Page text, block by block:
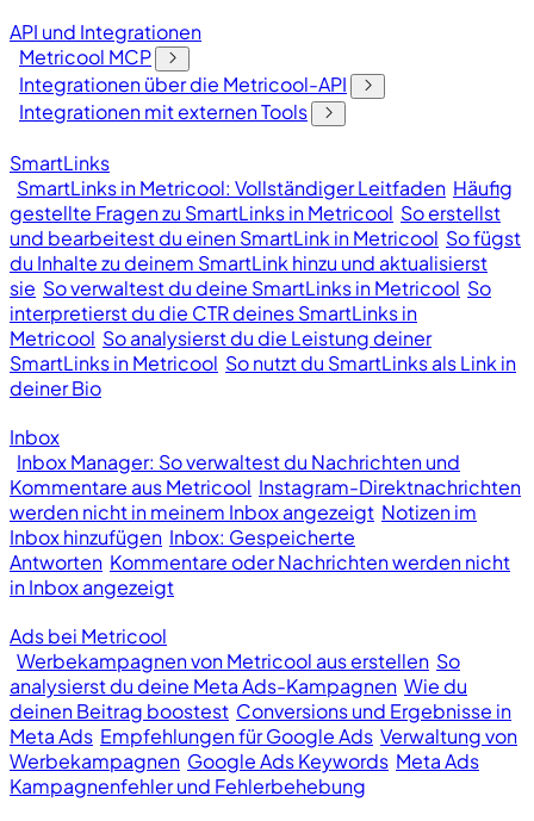
API und Integrationen
Metricool MCP
Integrationen über die Metricool-API
Integrationen mit externen Tools
SmartLinks
SmartLinks in Metricool: Vollständiger Leitfaden Häufig
gestellte Fragen zu SmartLinks in Metricool So erstellst
und bearbeitest du einen SmartLink in Metricool So fügst
du Inhalte zu deinem SmartLink hinzu und aktualisierst
sie So verwaltest du deine SmartLinks in Metricool So
interpretierst du die CTR deines SmartLinks in
Metricool So analysierst du die Leistung deiner
SmartLinks in Metricool So nutzt du SmartLinks als Link in
deiner Bio
Inbox
Inbox Manager: So verwaltest du Nachrichten und
Kommentare aus Metricool Instagram-Direktnachrichten
werden nicht in meinem Inbox angezeigt Notizen im
Inbox hinzufügen Inbox: Gespeicherte
Antworten Kommentare oder Nachrichten werden nicht
in Inbox angezeigt
Ads bei Metricool
Werbekampagnen von Metricool aus erstellen So
analysierst du deine Meta Ads-Kampagnen Wie du
deinen Beitrag boostest Conversions und Ergebnisse in
Meta Ads Empfehlungen für Google Ads Verwaltung von
Werbekampagnen Google Ads Keywords Meta Ads
Kampagnenfehler und Fehlerbehebung